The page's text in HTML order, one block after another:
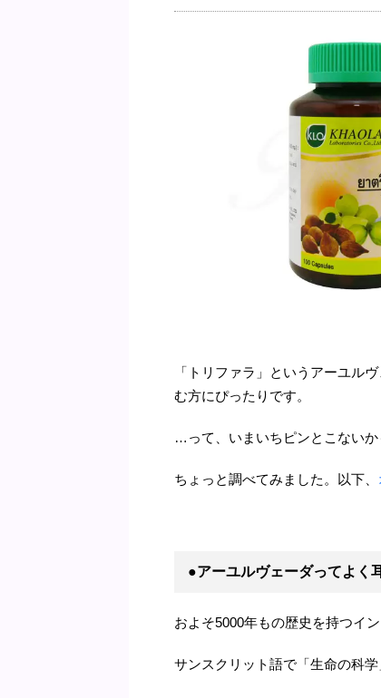
「トリファラ」というアーユル
む方にぴったりです。
…って、いまいちピンとこないか
ちょっと調べてみました。以下、
●アーユルヴェーダってよく
およそ5000年もの歴史を持つイン
サンスクリット語で「生命の科学